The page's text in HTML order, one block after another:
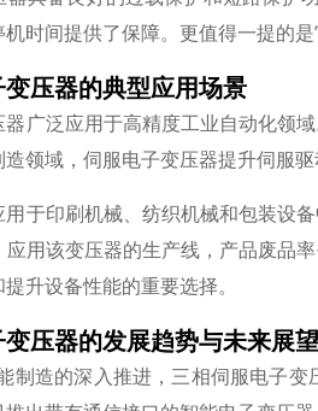
时间提供了保障。更值得一提的
压器的典型应用场景
广泛应用于高精度工业自动化领
领域，伺服电子变压器提升伺服
于印刷机械、纺织机械和包装设
用该变压器的生产线，产品废品
升设备性能的重要选择。
压器的发展趋势与未来展望
制造的深入推进，三相伺服电子